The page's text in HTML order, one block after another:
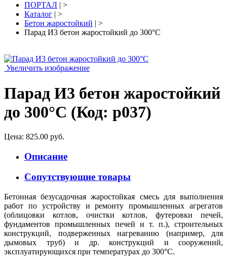
ПОРТАЛ | >
Каталог | >
Бетон жаростойкий | >
Парад И3 бетон жаростойкий до 300°C
Увеличить изображение
Парад И3 бетон жаростойкий
до 300°C (Код: p037)
Цена: 825.00 руб.
Описание
Сопутствующие товары
Бетонная безусадочная жаростойкая смесь для выполнения
работ по устройству и ремонту промышленных агрегатов
(облицовки котлов, очистки котлов, футеровки печей,
фундаментов промышленных печей и т. п.), строительных
конструкций, подверженных нагреванию (например, для
дымовых труб) и др. конструкций и сооружений,
эксплуатирующихся при температурах до 300°C.